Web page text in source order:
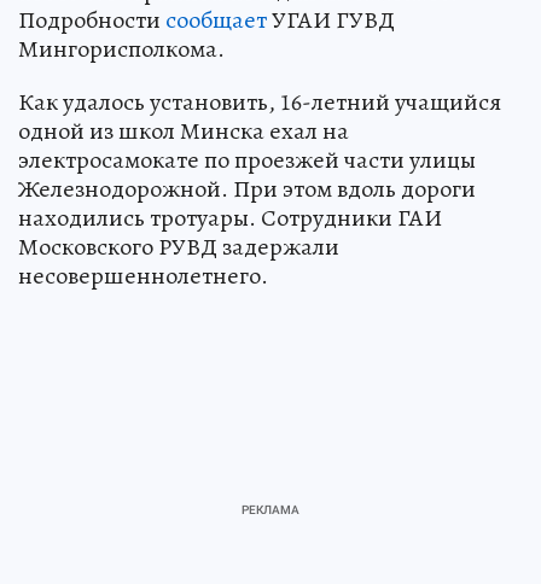
Подробности сообщаетУГАИ ГУВД
Мингорисполкома.
Как удалось установить, 16-летний учащийся
одной из школ Минска ехал на
электросамокате по проезжей части улицы
Железнодорожной. При этом вдоль дороги
находились тротуары. Сотрудники ГАИ
Московского РУВД задержали
несовершеннолетнего.